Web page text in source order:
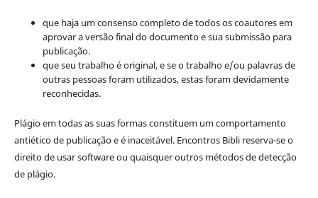
que haja um consenso completo de todos os coautores em
aprovar a versão final do documento e sua submissão para
publicação.
que seu trabalho é original, e se o trabalho e/ou palavras de
outras pessoas foram utilizados, estas foram devidamente
reconhecidas.
Plágio em todas as suas formas constituem um comportamento
antiético de publicação e é inaceitável. Encontros Bibli reserva-se o
direito de usar software ou quaisquer outros métodos de detecção
de plágio.